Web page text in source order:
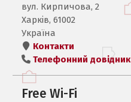
вул. Кирпичова, 2
Харків, 61002
Україна
Контакти
Телефонний довідник
Free Wi-Fi